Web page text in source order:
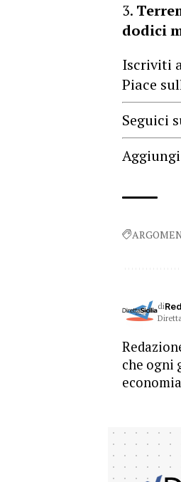
dodici
Iscriviti
Piace
Seguici
di
che ogni